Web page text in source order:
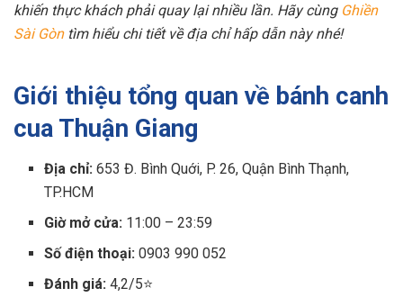
khiến thực khách phải quay lại nhiều lần. Hãy cùng Ghiền
Sài Gòntìm hiểu chi tiết về địa chỉ hấp dẫn này nhé!
Giới thiệu tổng quan về bánh canh
cua Thuận Giang
Địa chỉ:653 Đ. Bình Quới, P. 26, Quận Bình Thạnh,
TP.HCM
Giờ mở cửa: 11:00 – 23:59
Số điện thoại: 0903 990 052
Đánh giá: 4,2/5⭐